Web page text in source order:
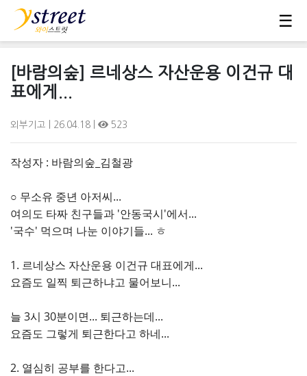
☰
[바람의숲] 르네상스 자산운용 이건규 대
표에게...
외부기고 | 26.04.18 | 523
작성자 : 바람의숲_김철광
○ 무소유 중년 아저씨...
여의도 타짜 친구들과 '안동국시'에서...
'국수' 먹으며 나눈 이야기들... ㅎ
1. 르네상스 자산운용 이건규 대표에게...
요즘도 일찍 퇴근하냐고 물어보니...
늘 3시 30분이면... 퇴근하는데...
요즘도 그렇게 퇴근한다고 하네...
2. 열심히 공부를 한다고...